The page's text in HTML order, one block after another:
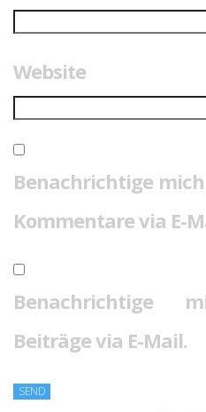
Website
Benachrichtige
Kommentare via E-
Benachrichtige
Beiträge via E-Mail.